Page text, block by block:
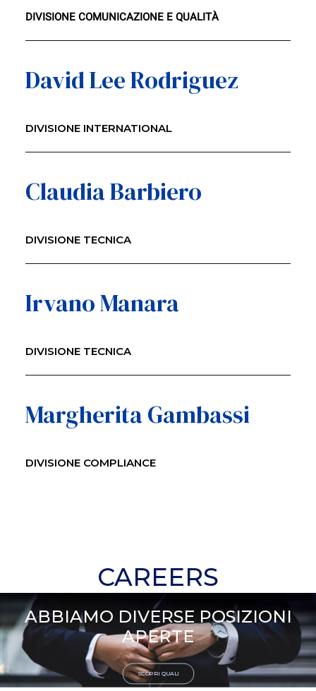
DIVISIONE COMUNICAZIONE E QUALITÀ
David Lee Rodriguez
DIVISIONE INTERNATIONAL
Claudia Barbiero
DIVISIONE TECNICA
Irvano Manara
DIVISIONE TECNICA
Margherita Gambassi
DIVISIONE COMPLIANCE
CAREERS
ABBIAMO DIVERSE POSIZIONI
APERTE
SCOPRI QUALI